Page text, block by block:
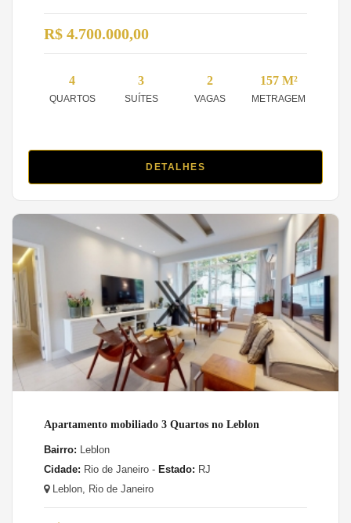
R$ 4.700.000,00
4
QUARTOS
3
SUÍTES
2
VAGAS
157 M²
METRAGEM
DETALHES
Apartamento mobiliado 3 Quartos no Leblon
Bairro: Leblon
Cidade: Rio de Janeiro - Estado: RJ
Leblon, Rio de Janeiro